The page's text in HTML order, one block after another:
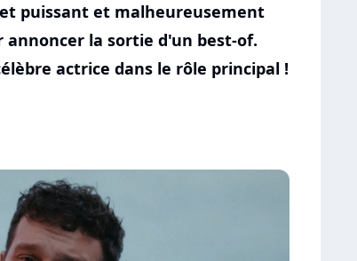
puissant et malheureusement
la sortie d'un best-of.
actrice dans le rôle principal !